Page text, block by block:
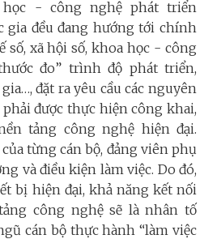
học - công nghệ phát triển
gia đều đang hướng tới chính
số, xã hội số, khoa học - công
đo” trình độ phát triển,
đặt ra yêu cầu các nguyên
được thực hiện công khai,
tảng công nghệ hiện đại.
từng cán bộ, đảng viên phụ
và điều kiện làm việc. Do đó,
bị hiện đại, khả năng kết nối
công nghệ sẽ là nhân tố
cán bộ thực hành “làm việc